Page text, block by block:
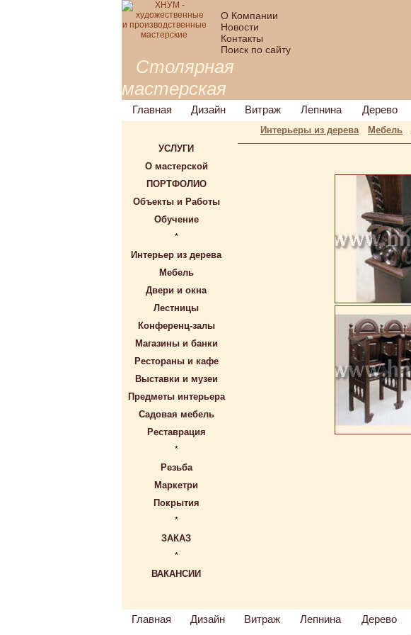
О Компании
Новости
Контакты
Поиск по сайту
Столярная
мастерская
Главная Дизайн Витраж Лепнина Дерево
Интерьеры из дерева Мебель
УСЛУГИ
О мастерской
ПОРТФОЛИО
Объекты и Работы
Обучение
*
Интерьер из дерева
Мебель
Двери и окна
Лестницы
Конференц-залы
Магазины и банки
Рестораны и кафе
Выставки и музеи
Предметы интерьера
Садовая мебель
Реставрация
*
Резьба
Маркетри
Покрытия
*
ЗАКАЗ
*
ВАКАНСИИ
Главная Дизайн Витраж Лепнина Дерево